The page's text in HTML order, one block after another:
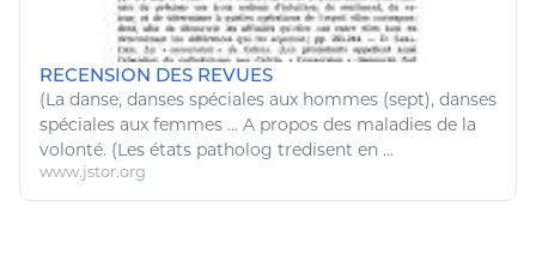
RECENSION DES REVUES
(La danse, danses spéciales aux hommes (sept), danses
spéciales aux femmes ... A propos des maladies de la
volonté. (Les états patholog tredisent en ...
www.jstor.org